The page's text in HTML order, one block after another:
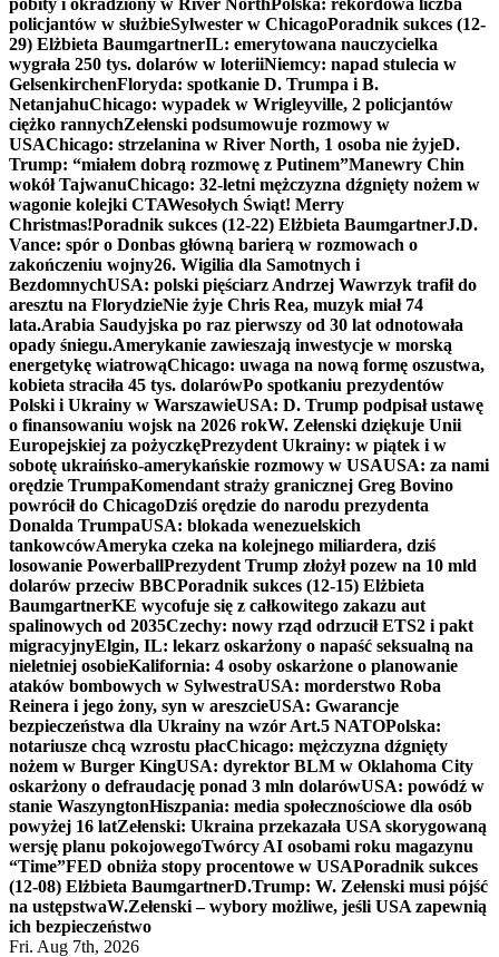
policjantów w służbieSylwester w ChicagoPoradnik sukces (12-
29) Elżbieta BaumgartnerIL: emerytowana nauczycielka
wygrała 250 tys. dolarów w loteriiNiemcy: napad stulecia w
GelsenkirchenFloryda: spotkanie D. Trumpa i B.
NetanjahuChicago: wypadek w Wrigleyville, 2 policjantów
ciężko rannychZełenski podsumowuje rozmowy w
USAChicago: strzelanina w River North, 1 osoba nie żyjeD.
Trump: “miałem dobrą rozmowę z Putinem”Manewry Chin
wokół TajwanuChicago: 32-letni mężczyzna dźgnięty nożem w
wagonie kolejki CTAWesołych Świąt! Merry
Christmas!Poradnik sukces (12-22) Elżbieta BaumgartnerJ.D.
Vance: spór o Donbas główną barierą w rozmowach o
zakończeniu wojny26. Wigilia dla Samotnych i
BezdomnychUSA: polski pięściarz Andrzej Wawrzyk trafił do
aresztu na FlorydzieNie żyje Chris Rea, muzyk miał 74
lata.Arabia Saudyjska po raz pierwszy od 30 lat odnotowała
opady śniegu.Amerykanie zawieszają inwestycje w morską
energetykę wiatrowąChicago: uwaga na nową formę oszustwa,
kobieta straciła 45 tys. dolarówPo spotkaniu prezydentów
Polski i Ukrainy w WarszawieUSA: D. Trump podpisał ustawę
o finansowaniu wojsk na 2026 rokW. Zełenski dziękuje Unii
Europejskiej za pożyczkęPrezydent Ukrainy: w piątek i w
sobotę ukraińsko-amerykańskie rozmowy w USAUSA: za nami
orędzie TrumpaKomendant straży granicznej Greg Bovino
powrócił do ChicagoDziś orędzie do narodu prezydenta
Donalda TrumpaUSA: blokada wenezuelskich
tankowcówAmeryka czeka na kolejnego miliardera, dziś
losowanie PowerballPrezydent Trump złożył pozew na 10 mld
dolarów przeciw BBCPoradnik sukces (12-15) Elżbieta
BaumgartnerKE wycofuje się z całkowitego zakazu aut
spalinowych od 2035Czechy: nowy rząd odrzucił ETS2 i pakt
migracyjnyElgin, IL: lekarz oskarżony o napaść seksualną na
nieletniej osobieKalifornia: 4 osoby oskarżone o planowanie
ataków bombowych w SylwestraUSA: morderstwo Roba
Reinera i jego żony, syn w areszcieUSA: Gwarancje
bezpieczeństwa dla Ukrainy na wzór Art.5 NATOPolska:
notariusze chcą wzrostu płacChicago: mężczyzna dźgnięty
nożem w Burger KingUSA: dyrektor BLM w Oklahoma City
oskarżony o defraudację ponad 3 mln dolarówUSA: powódź w
stanie WaszyngtonHiszpania: media społecznościowe dla osób
powyżej 16 latZełenski: Ukraina przekazała USA skorygowaną
wersję planu pokojowegoTwórcy AI osobami roku magazynu
“Time”FED obniża stopy procentowe w USAPoradnik sukces
(12-08) Elżbieta BaumgartnerD.Trump: W. Zełenski musi pójść
na ustępstwaW.Zełenski – wybory możliwe, jeśli USA zapewnią
ich bezpieczeństwo
Fri. Aug 7th, 2026